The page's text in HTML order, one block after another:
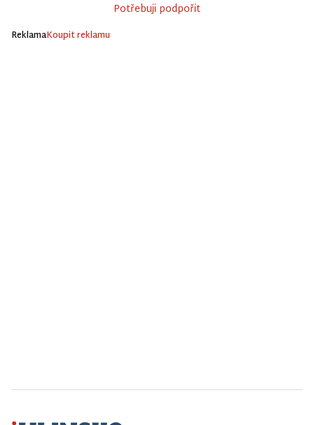
Potřebuji podpořit
ReklamaKoupit reklamu